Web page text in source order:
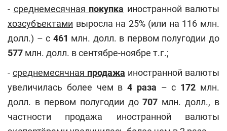
- среднемесячная покупка иностранной валюты
хозсубъектами выросла на 25% (или на 116 млн.
долл.) – с 461 млн. долл. в первом полугодии до
577 млн. долл. в сентябре-ноябре т.г.;
- среднемесячная продажа иностранной валюты
увеличилась более чем в4 раза – с 172 млн.
долл. в первом полугодии до707 млн. долл., в
частности продажа иностранной валюты